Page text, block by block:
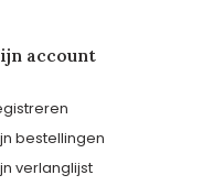
account
bestellingen
verlanglijst